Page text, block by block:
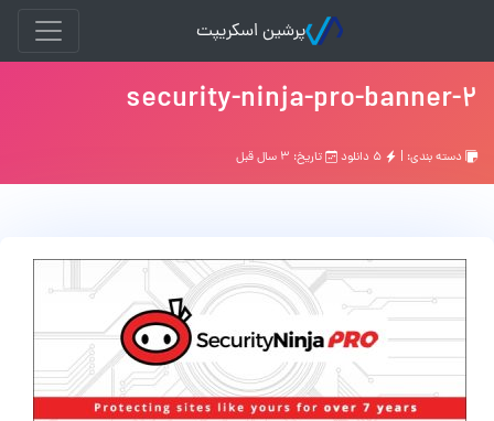
پرشین اسکریپت
security-ninja-pro-banner-2
دسته بندی: | تاریخ: ۳ سال قبل